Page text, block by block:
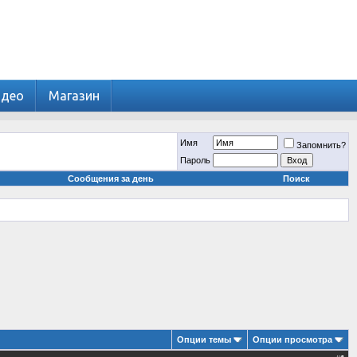
Магазин
Имя
Запомнить?
Пароль
Сообщения за день
Поиск
Опции темы
Опции просмотра